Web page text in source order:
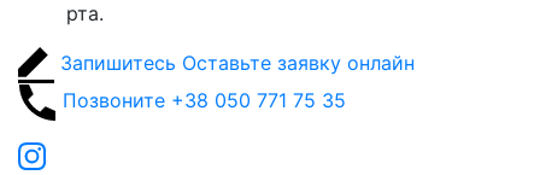
рта.
Запишитесь Оставьте заявку онлайн
Позвоните +38 050 771 75 35